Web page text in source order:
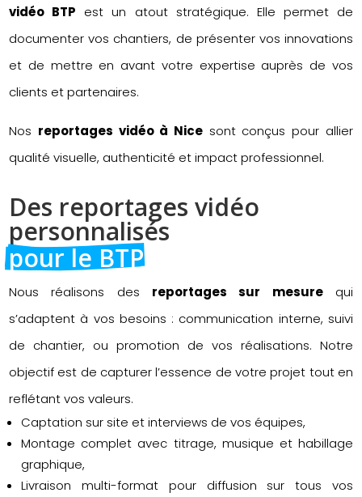
vidéo BTP est un atout stratégique. Elle permet de
documenter vos chantiers, de présenter vos innovations
et de mettre en avant votre expertise auprès de vos
clients et partenaires.
Nos reportages vidéo à Nice sont conçus pour allier
qualité visuelle, authenticité et impact professionnel.
Des reportages vidéo
personnalisés
pour le BTP
Nous réalisons des reportages sur mesurequi
s’adaptent à vos besoins : communication interne, suivi
de chantier, ou promotion de vos réalisations. Notre
objectif est de capturer l’essence de votre projet tout en
reflétant vos valeurs.
Captation sur site et interviews de vos équipes,
Montage complet avec titrage, musique et habillage
graphique,
Livraison multi-format pour diffusion sur tous vos